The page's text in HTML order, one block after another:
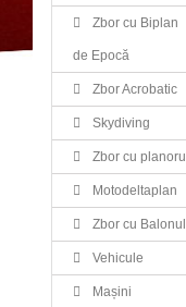
Zbor cu Biplan
de Epocă
Zbor Acrobatic
Skydiving
Zbor cu planorul
Motodeltaplan
Zbor cu Balonul
Vehicule
Mașini